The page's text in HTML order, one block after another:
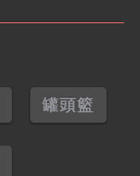
罐頭籃